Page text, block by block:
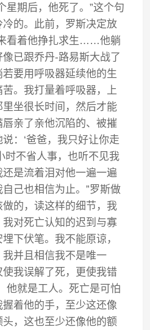
星期后，他死了。”这个句
的。此前，罗斯决定放
看着他挣扎求生……他躺
已跟乔丹-路易斯大战了
要用呼吸器延续他的生
。我打量着呼吸器，上
坐很长时间，然后才能
亲了亲他沉陷的、被摧
：‘爸爸，我只好让你走
时不省人事，也听不见我
是流着泪对他一遍一遍
己也相信为止。”罗斯做
的，读这样的细节，我
对死亡认知的迟到与寡
下伏笔。我不能原谅，
并且相信我不是唯一
我误解了死，更使我错
他就是工人。死亡是可怕
着他的手，至少这还像
，这也至少还像他的额